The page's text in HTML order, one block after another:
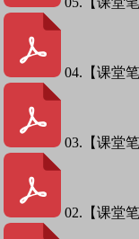
04.【课堂
03.【课堂
02.【课堂